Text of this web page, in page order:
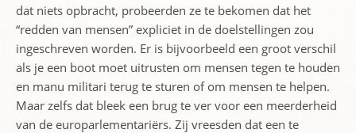
dat niets opbracht, probeerden ze te bekomen dat het
“redden van mensen” expliciet in de doelstellingen zou
ingeschreven worden. Er is bijvoorbeeld een groot verschil
als je een boot moet uitrusten om mensen tegen te houden
en manu militari terug te sturen of om mensen te helpen.
Maar zelfs dat bleek een brug te ver voor een meerderheid
van de europarlementariërs. Zij vreesden dat een te